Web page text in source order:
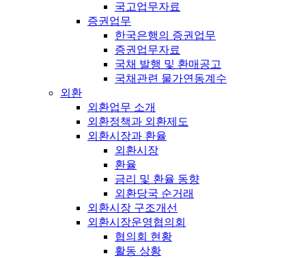
국고업무자료
증권업무
한국은행의 증권업무
증권업무자료
국채 발행 및 환매공고
국채관련 물가연동계수
외환
외환업무 소개
외환정책과 외환제도
외환시장과 환율
외환시장
환율
금리 및 환율 동향
외환당국 순거래
외환시장 구조개선
외환시장운영협의회
협의회 현황
활동 상황